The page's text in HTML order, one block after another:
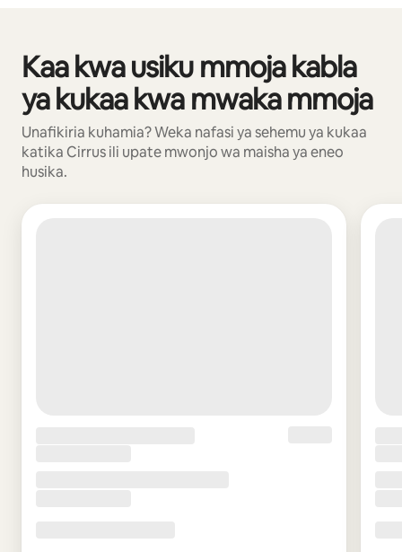
Kaa kwa usiku mmoja kabla
ya kukaa kwa mwaka mmoja
Unafikiria kuhamia? Weka nafasi ya sehemu ya kukaa
katika Cirrus ili upate mwonjo wa maisha ya eneo
husika.
Inaonyesha vitu 0 kati ya 0